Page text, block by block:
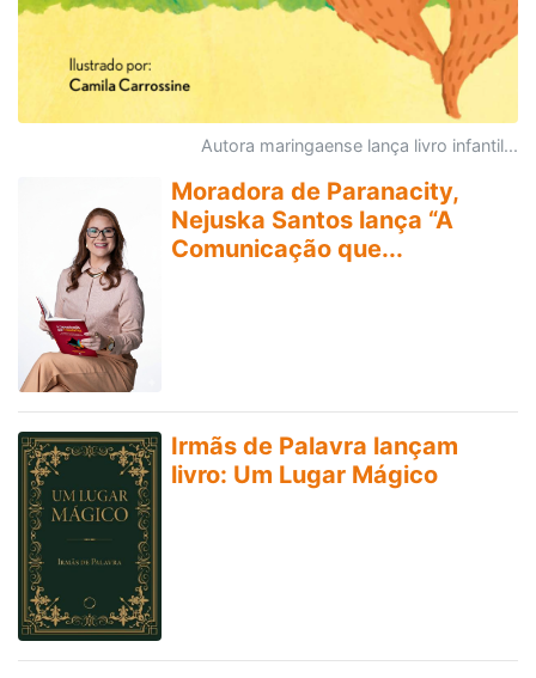
Autora maringaense lança livro infantil...
Moradora de Paranacity,
Nejuska Santos lança “A
Comunicação que...
Irmãs de Palavra lançam
livro: Um Lugar Mágico